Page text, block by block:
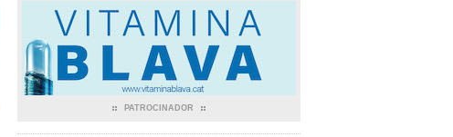
PATROCINADOR